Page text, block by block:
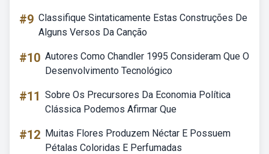
#9 Classifique Sintaticamente Estas Construções De
Alguns Versos Da Canção
#10 Autores Como Chandler 1995 Consideram Que O
Desenvolvimento Tecnológico
#11 Sobre Os Precursores Da Economia Política
Clássica Podemos Afirmar Que
#12 Muitas Flores Produzem Néctar E Possuem
Pétalas Coloridas E Perfumadas